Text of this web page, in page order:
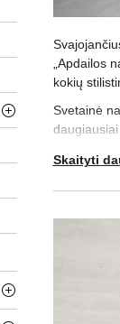
„Apdailos
kokių
Svetainė
pritaikykite
Jei ryškių
Ant
apie tai,
Skaityti